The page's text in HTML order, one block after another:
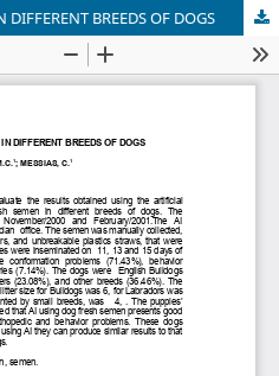
BREEDS OF DOGS